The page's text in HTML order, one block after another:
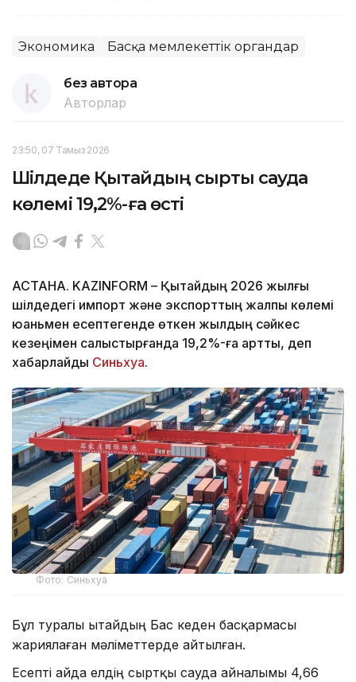
Экономика Басқа мемлекеттік органдар
без автора
Авторлар
23:50, 07 Тамыз 2026
Шілдеде Қытайдың сыртқы сауда
көлемі 19,2%-ға өсті
АСТАНА. KAZINFORM – Қытайдың 2026 жылғы
шілдедегі импорт және экспорттың жалпы көлемі
юаньмен есептегенде өткен жылдың сәйкес
кезеңімен салыстырғанда 19,2%-ға артты, деп
хабарлайды Синьхуа.
Фото: Синьхуа
Бұл туралы Қытайдың Бас кеден басқармасы
жариялаған мәліметтерде айтылған.
Есепті айда елдің сыртқы сауда айналымы 4,66